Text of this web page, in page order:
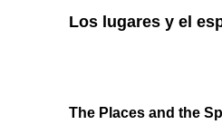
Los lugares y el
The Places and the